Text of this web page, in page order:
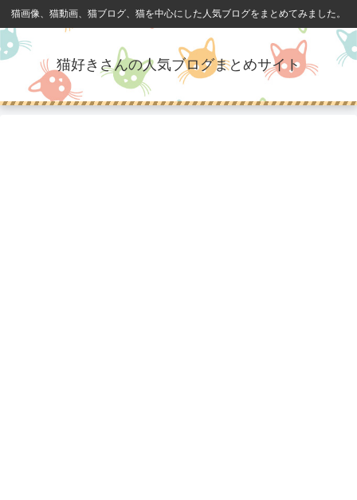
猫画像、猫動画、猫ブログ、猫を中心にした人気ブログをまとめてみました。
猫好きさんの人気ブログまとめサイト